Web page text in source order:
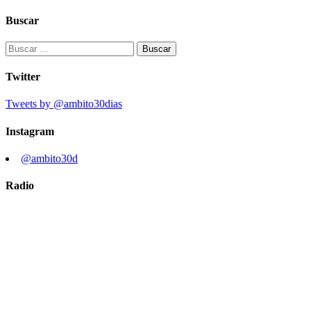
Buscar
Buscar:
Twitter
Tweets by @ambito30dias
Instagram
@ambito30d
Radio